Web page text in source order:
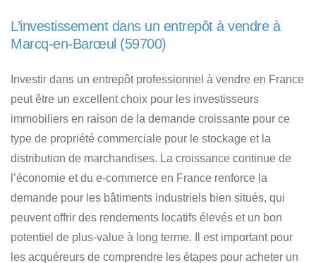
L’investissement dans un entrepôt à vendre à
Marcq-en-Barœul (59700)
Investir dans un entrepôt professionnel à vendre en France
peut être un excellent choix pour les investisseurs
immobiliers en raison de la demande croissante pour ce
type de propriété commerciale pour le stockage et la
distribution de marchandises. La croissance continue de
l’économie et du e-commerce en France renforce la
demande pour les bâtiments industriels bien situés, qui
peuvent offrir des rendements locatifs élevés et un bon
potentiel de plus-value à long terme. Il est important pour
les acquéreurs de comprendre les étapes pour acheter un